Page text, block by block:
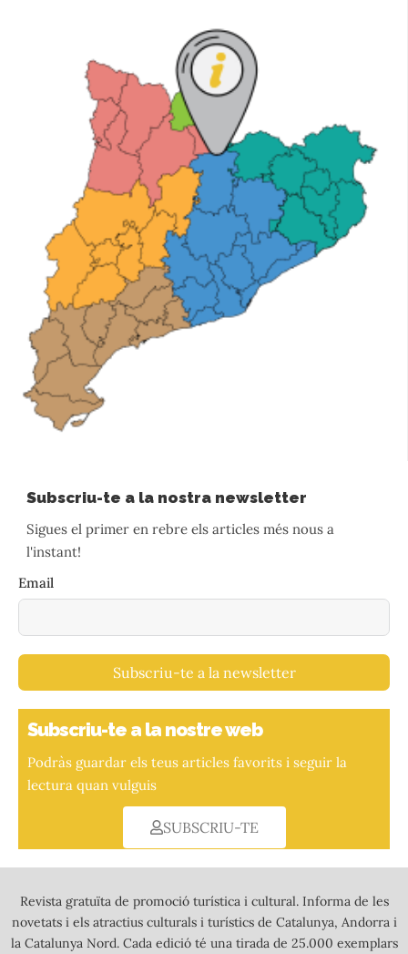
Subscriu-te a la nostra newsletter
Sigues el primer en rebre els articles més nous a
l'instant!
Email
Subscriu-te a la newsletter
Subscriu-te a la nostre web
Podràs guardar els teus articles favorits i seguir la
lectura quan vulguis
SUBSCRIU-TE
Revista gratuïta de promoció turística i cultural. Informa de les
novetats i els atractius culturals i turístics de Catalunya, Andorra i
la Catalunya Nord. Cada edició té una tirada de 25.000 exemplars